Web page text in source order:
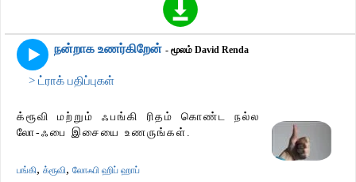
நன்றாக உணர்கிறேன் - மூலம் David Renda
> ட்ராக் பதிப்புகள்
க்ரூவி மற்றும் ஃபங்கி ரிதம் கொண்ட நல்ல
லோ-ஃபை இசையை உணருங்கள்.
பங்கி, க்ரூவி, லோஃபி ஹிப் ஹாப்